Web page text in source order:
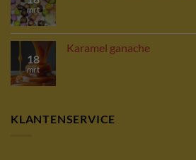
mrt
18
mrt
Karamel ganache
KLANTENSERVICE